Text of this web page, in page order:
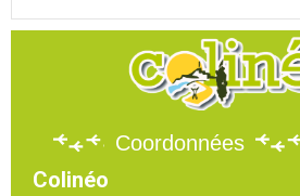
Coordonnées
Colinéo